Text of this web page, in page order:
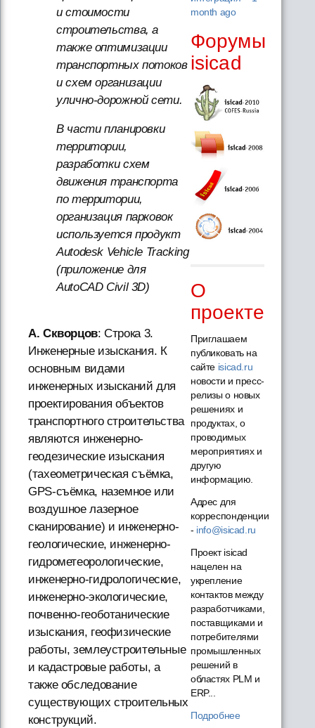
и стоимости
строительства, а
также оптимизации
транспортных потоков
и схем организации
улично-дорожной сети.
В части планировки
территории,
разработки схем
движения транспорта
по территории,
организация парковок
используется продукт
Autodesk Vehicle Tracking
(приложение для
AutoCAD Civil 3D)
А. Скворцов: Строка 3.
Инженерные изыскания. К
основным видами
инженерных изысканий для
проектирования объектов
транспортного строительства
являются инженерно-
геодезические изыскания
(тахеометрическая съёмка,
GPS-съёмка, наземное или
воздушное лазерное
сканирование) и инженерно-
геологические, инженерно-
гидрометеорологические,
инженерно-гидрологические,
инженерно-экологические,
почвенно-геоботанические
изыскания, геофизические
работы, землеустроительные
и кадастровые работы, а
также обследование
существующих строительных
конструкций.
month ago
Форумы
isicad
О
проекте
Приглашаем
публиковать на
сайте isicad.ru
новости и пресс-
релизы о новых
решениях и
продуктах, о
проводимых
мероприятиях и
другую
информацию.
Адрес для
корреспонденции
- info@isicad.ru
Проект isicad
нацелен на
укрепление
контактов между
разработчиками,
поставщиками и
потребителями
промышленных
решений в
областях PLM и
ERP...
Подробнее